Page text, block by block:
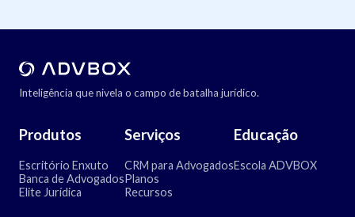
Inteligência que nivela o campo de batalha jurídico.
Produtos
Escritório Enxuto
Banca de Advogados
Elite Jurídica
Serviços
CRM para Advogados
Planos
Recursos
Educação
Escola ADVBOX